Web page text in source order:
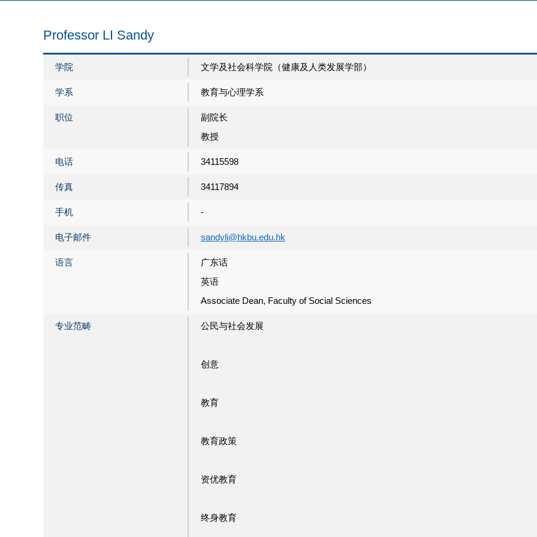
Professor LI Sandy
学院 文学及社会科学院（健康及人类发展学部）
学系 教育与心理学系
职位
副院长
教授
电话 34115598
传真 34117894
手机 -
电子邮件 sandyli@hkbu.edu.hk
语言
广东话
英语
Associate Dean, Faculty of Social Sciences
专业范畴 公民与社会发展
创意
教育
教育政策
资优教育
终身教育